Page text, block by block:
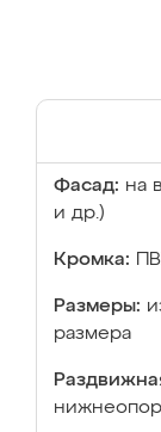
Фасад: на
и др.)
Кромка:
Размеры:
размера